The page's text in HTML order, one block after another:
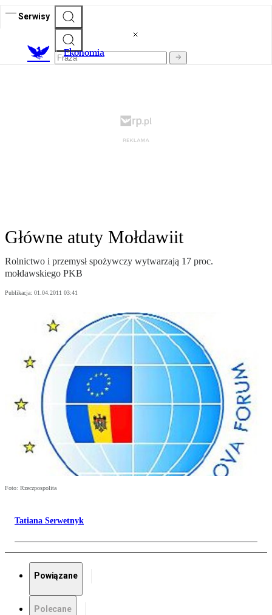
Serwisy
Ekonomia
Główne atuty Mołdawiit
Rolnictwo i przemysł spożywczy wytwarzają 17 proc.
mołdawskiego PKB
Publikacja: 01.04.2011 03:41
Foto: Rzeczpospolita
Tatiana Serwetnyk
Powiązane
Polecane